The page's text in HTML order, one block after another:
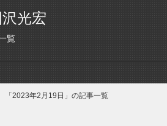
光宏
覧
「2023年2月19日」の記事一覧